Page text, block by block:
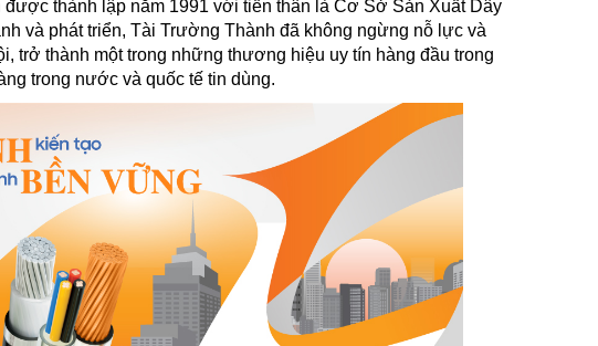
thành lập năm 1991 với tiền thân là Cơ Sở Sản Xuất Dây
và phát triển, Tài Trường Thành đã không ngừng nỗ lực và
trở thành một trong những thương hiệu uy tín hàng đầu trong
trong nước và quốc tế tin dùng.